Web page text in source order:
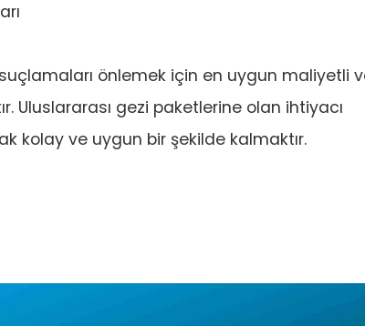
önlemek için en uygun maliyetli
Uluslararası gezi paketlerine olan ihtiyacı
kolay ve uygun bir şekilde kalmaktır.